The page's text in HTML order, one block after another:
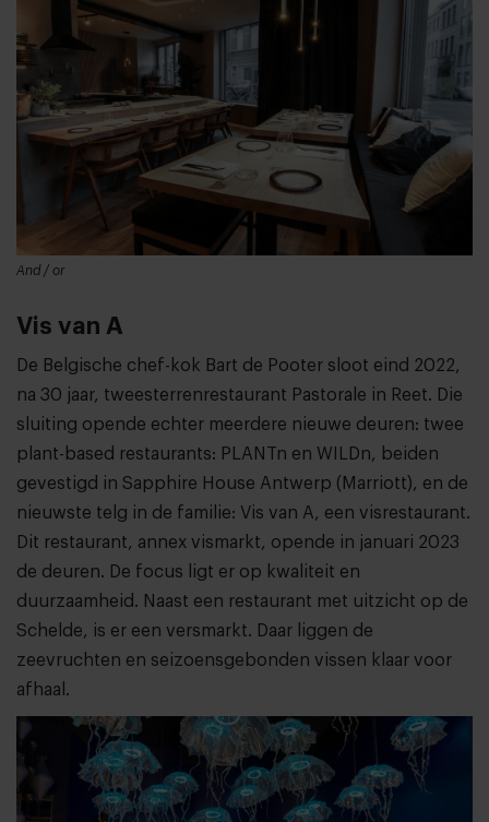
And / or
Vis van A
De Belgische chef-kok Bart de Pooter sloot eind 2022,
na 30 jaar, tweesterrenrestaurant Pastorale in Reet. Die
sluiting opende echter meerdere nieuwe deuren: twee
plant-based restaurants: PLANTn en WILDn, beiden
gevestigd in Sapphire House Antwerp (Marriott), en de
nieuwste telg in de familie: Vis van A, een visrestaurant.
Dit restaurant, annex vismarkt, opende in januari 2023
de deuren. De focus ligt er op kwaliteit en
duurzaamheid. Naast een restaurant met uitzicht op de
Schelde, is er een versmarkt. Daar liggen de
zeevruchten en seizoensgebonden vissen klaar voor
afhaal.